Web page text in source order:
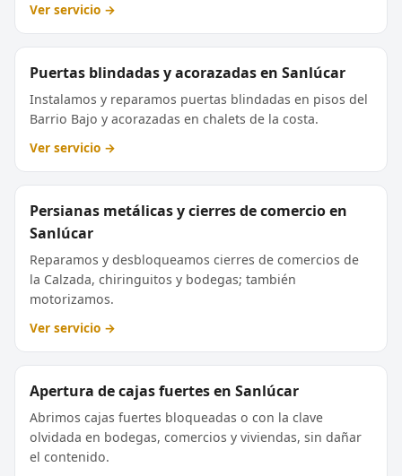
Ver servicio →
Puertas blindadas y acorazadas en Sanlúcar
Instalamos y reparamos puertas blindadas en pisos del
Barrio Bajo y acorazadas en chalets de la costa.
Ver servicio →
Persianas metálicas y cierres de comercio en
Sanlúcar
Reparamos y desbloqueamos cierres de comercios de
la Calzada, chiringuitos y bodegas; también
motorizamos.
Ver servicio →
Apertura de cajas fuertes en Sanlúcar
Abrimos cajas fuertes bloqueadas o con la clave
olvidada en bodegas, comercios y viviendas, sin dañar
el contenido.